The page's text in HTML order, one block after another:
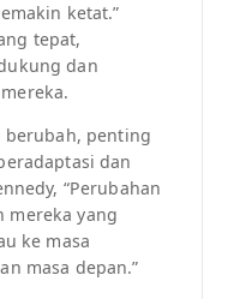
ketat.”
tepat,
dan
berubah, penting
dan
“Perubahan
mereka yang
ke masa
masa depan.”